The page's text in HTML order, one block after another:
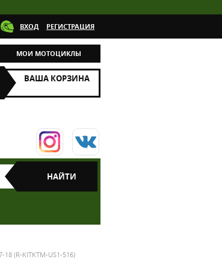
ВХОД РЕГИСТРАЦИЯ
МОИ МОТОЦИКЛЫ
ВАША КОРЗИНА
18 (R-KITKTM-US1-516)